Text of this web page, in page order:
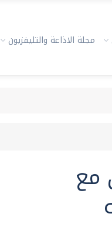
مجلة الاذاعة والتليفزيون
مع